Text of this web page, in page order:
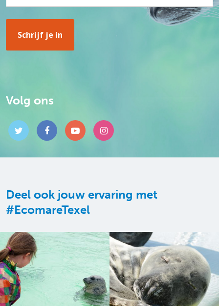
Volg ons
Deel ook jouw ervaring met
#EcomareTexel